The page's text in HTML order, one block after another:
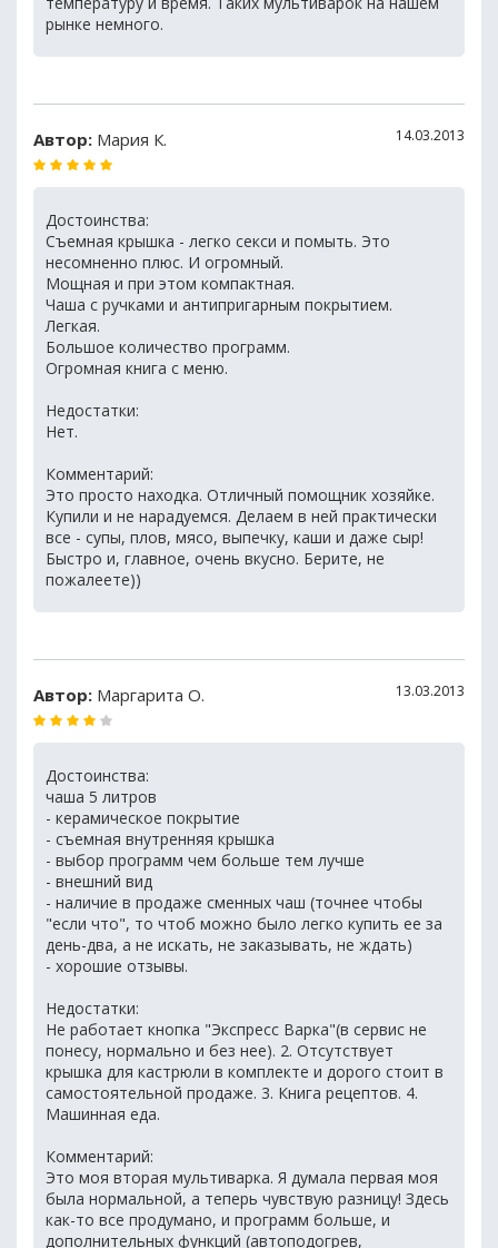
рынке немного.
Автор: Мария К. 14.03.2013
Достоинства:
Съемная крышка - легко секси и помыть. Это
несомненно плюс. И огромный.
Мощная и при этом компактная.
Чаша с ручками и антипригарным покрытием.
Легкая.
Большое количество программ.
Огромная книга с меню.
Недостатки:
Нет.
Комментарий:
Это просто находка. Отличный помощник хозяйке.
Купили и не нарадуемся. Делаем в ней практически
все - супы, плов, мясо, выпечку, каши и даже сыр!
Быстро и, главное, очень вкусно. Берите, не
пожалеете))
Автор: Маргарита О. 13.03.2013
Достоинства:
чаша 5 литров
- керамическое покрытие
- съемная внутренняя крышка
- выбор программ чем больше тем лучше
- внешний вид
- наличие в продаже сменных чаш (точнее чтобы
"если что", то чтоб можно было легко купить ее за
день-два, а не искать, не заказывать, не ждать)
- хорошие отзывы.
Недостатки:
Не работает кнопка "Экспресс Варка"(в сервис не
понесу, нормально и без нее). 2. Отсутствует
крышка для кастрюли в комплекте и дорого стоит в
самостоятельной продаже. 3. Книга рецептов. 4.
Машинная еда.
Комментарий:
Это моя вторая мультиварка. Я думала первая моя
была нормальной, а теперь чувствую разницу! Здесь
как-то все продумано, и программ больше, и
дополнительных функций (автоподогрев,